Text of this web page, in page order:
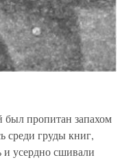
был пропитан запахом
среди груды книг,
и усердно сшивали